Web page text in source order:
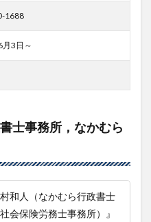
1688
3日～
士事務所，なかむら
和人（なかむら行政書士
会保険労務士事務所）』